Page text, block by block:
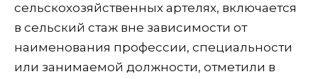
сельскохозяйственных артелях, включается
в сельский стаж вне зависимости от
наименования профессии, специальности
или занимаемой должности, отметили в